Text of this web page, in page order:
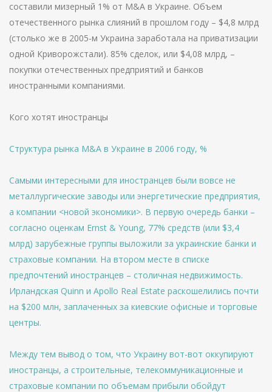
составили мизерный 1% от M&A в Украине. Объем
отечественного рынка слияний в прошлом году – $4,8 млрд
(столько же в 2005-м Украина заработала на приватизации
одной Криворожстали). 85% сделок, или $4,08 млрд, –
покупки отечественных предприятий и банков
иностранными компаниями.
Кого хотят иностранцы
Структура рынка M&A в Украине в 2006 году, %
Самыми интересными для иностранцев были вовсе не
металлургические заводы или энергетические предприятия,
а компании <новой экономики>. В первую очередь банки –
согласно оценкам Ernst & Young, 77% средств (или $3,4
млрд) зарубежные группы выложили за украинские банки и
страховые компании. На втором месте в списке
предпочтений иностранцев – столичная недвижимость.
Ирландская Quinn и Apollo Real Estate раскошелились почти
на $200 млн, заплаченных за киевские офисные и торговые
центры.
Между тем вывод о том, что Украину вот-вот оккупируют
иностранцы, а строительные, телекоммуникационные и
страховые компании по объемам прибыли обойдут